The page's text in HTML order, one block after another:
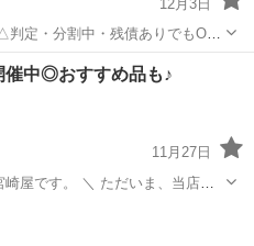
12月3日
源がつかない
「何年か前の機種だけど、いく
サイクルショップ 買取
中◎おすすめ品も♪
11月27日
だいま、当店で